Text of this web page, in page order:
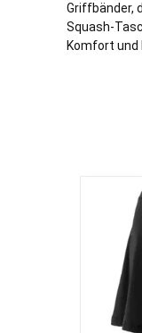
Griffbänder,
Squash-
Komfort